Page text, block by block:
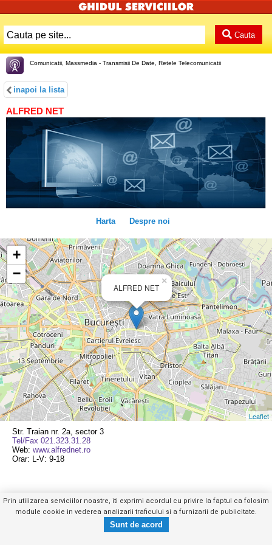
Cauta
Comunicatii, Massmedia - Transmisii De Date, Retele Telecomunicatii
inapoi la lista
ALFRED NET
Harta Despre noi
ALFRED NET
×
+
−
Leaflet
Str. Traian nr. 2a, sector 3
Tel/Fax 021.323.31.28
Web: www.alfrednet.ro
Orar: L-V: 9-18
Tel/Fax 021.323.31.28
Trimite mesaj privat
Mobil| Web| Anuntul Telefonic
Copyright © GHIDUL SERVICIILOR 2026
Prin utilizarea serviciilor noastre, iti exprimi acordul cu privire la faptul ca folosim
module cookie in vederea analizarii traficului si a furnizarii de publicitate.